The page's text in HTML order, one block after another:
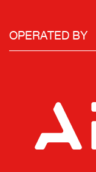
OPERATED BY